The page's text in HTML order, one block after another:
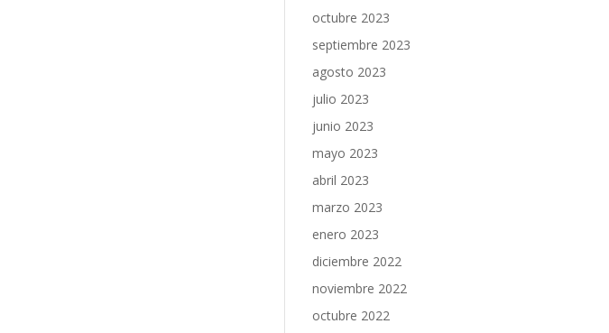
octubre 2023
septiembre 2023
agosto 2023
julio 2023
junio 2023
mayo 2023
abril 2023
marzo 2023
enero 2023
diciembre 2022
noviembre 2022
octubre 2022